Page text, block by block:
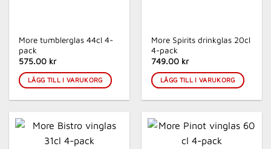
More tumblerglas 44cl 4-
pack
575.00 kr
LÄGG TILL I VARUKORG
More Spirits drinkglas 20cl
4-pack
749.00 kr
LÄGG TILL I VARUKORG